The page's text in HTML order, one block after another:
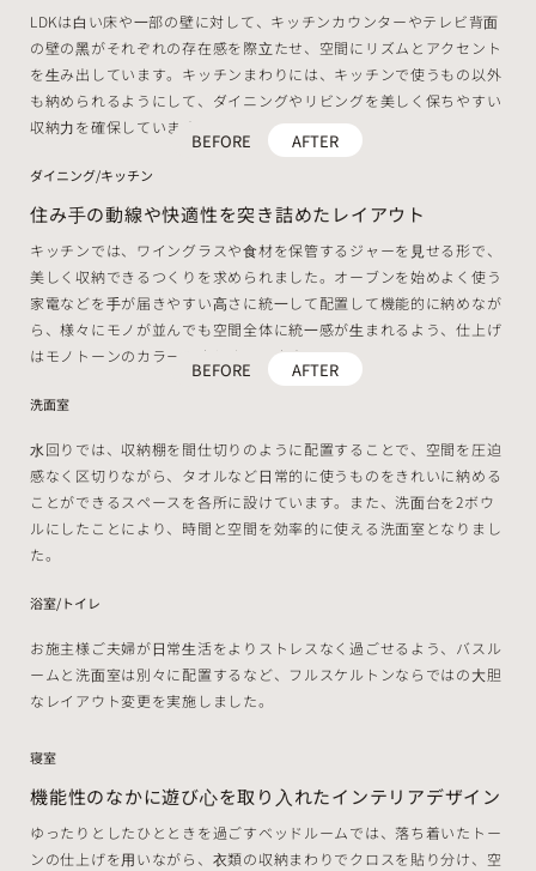
LDKは⽩い床や⼀部の壁に対して、キッチンカウンターやテレビ背⾯
の壁の⿊がそれぞれの存在感を際⽴たせ、空間にリズムとアクセント
を⽣み出しています。キッチンまわりには、キッチンで使うもの以外
も納められるようにして、ダイニングやリビングを美しく保ちやすい
収納⼒を確保しています。
BEFORE AFTER
ダイニング/キッチン
住み⼿の動線や快適性を突き詰めたレイアウト
キッチンでは、ワイングラスや⾷材を保管するジャーを⾒せる形で、
美しく収納できるつくりを求められました。オーブンを始めよく使う
家電などを⼿が届きやすい⾼さに統⼀して配置して機能的に納めなが
ら、様々にモノが並んでも空間全体に統⼀感が⽣まれるよう、仕上げ
はモノトーンのカラーでまとめています。
BEFORE AFTER
洗面室
⽔回りでは、収納棚を間仕切りのように配置することで、空間を圧迫
感なく区切りながら、タオルなど⽇常的に使うものをきれいに納める
ことができるスペースを各所に設けています。また、洗⾯台を2ボウ
ルにしたことにより、時間と空間を効率的に使える洗面室となりまし
た。
浴室/トイレ
お施主様ご夫婦が⽇常⽣活をよりストレスなく過ごせるよう、バスル
ームと洗⾯室は別々に配置するなど、フルスケルトンならではの⼤胆
なレイアウト変更を実施しました。
寝室
機能性のなかに遊び⼼を取り⼊れたインテリアデザイン
ゆったりとしたひとときを過ごすベッドルームでは、落ち着いたトー
ンの仕上げを⽤いながら、⾐類の収納まわりでクロスを貼り分け、空